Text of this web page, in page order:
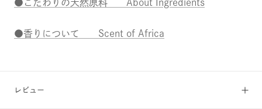
●こだわりの天然原料 About Ingredients
●香りについて Scent of Africa
レビュー